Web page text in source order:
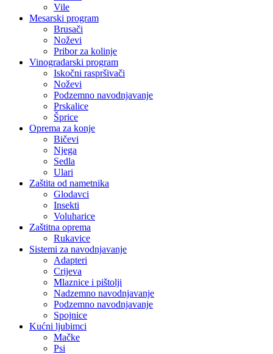
Vile
Mesarski program
Brusači
Noževi
Pribor za kolinje
Vinogradarski program
Iskočni raspršivači
Noževi
Podzemno navodnjavanje
Prskalice
Šprice
Oprema za konje
Bičevi
Njega
Sedla
Ulari
Zaštita od nametnika
Glodavci
Insekti
Voluharice
Zaštitna oprema
Rukavice
Sistemi za navodnjavanje
Adapteri
Crijeva
Mlaznice i pištolji
Nadzemno navodnjavanje
Podzemno navodnjavanje
Spojnice
Kućni ljubimci
Mačke
Psi